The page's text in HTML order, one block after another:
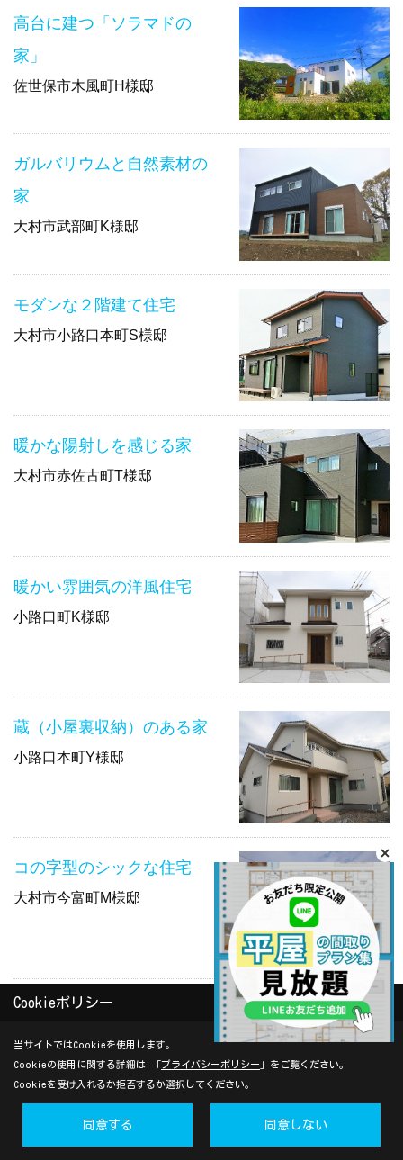
高台に建つ「ソラマドの
家」
佐世保市木風町H様邸
ガルバリウムと自然素材の
家
大村市武部町K様邸
モダンな２階建て住宅
大村市小路口本町S様邸
暖かな陽射しを感じる家
大村市赤佐古町T様邸
暖かい雰囲気の洋風住宅
小路口町K様邸
蔵（小屋裏収納）のある家
小路口本町Y様邸
コの字型のシックな住宅
大村市今富町M様邸
モノトーンハウス
黒丸町Y様邸
和の雰囲気を大切にした2階
Cookieポリシー
当サイトではCookieを使用します。
Cookieの使用に関する詳細は 「プライバシーポリシー 」をご覧ください。
Cookieを受け入れるか拒否するか選択してください。
同意する 同意しない